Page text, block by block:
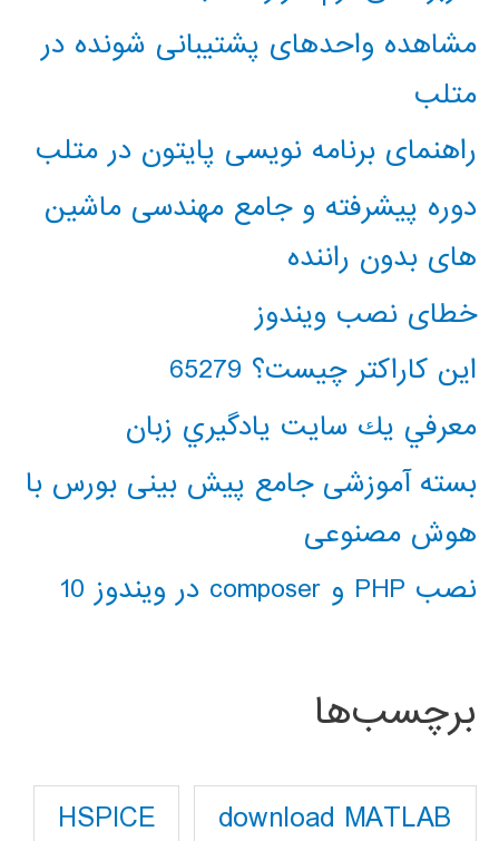
مشاهده واحدهای پشتیبانی شونده در
متلب
راهنمای برنامه نویسی پایتون در متلب
دوره پیشرفته و جامع مهندسی ماشین
های بدون راننده
خطای نصب ویندوز
این کاراکتر چیست؟ 65279
معرفي يك سايت يادگيري زبان
بسته آموزشی جامع پیش بینی بورس با
هوش مصنوعی
نصب PHP و composer در ویندوز 10
برچسب‌ها
download MATLAB
HSPICE